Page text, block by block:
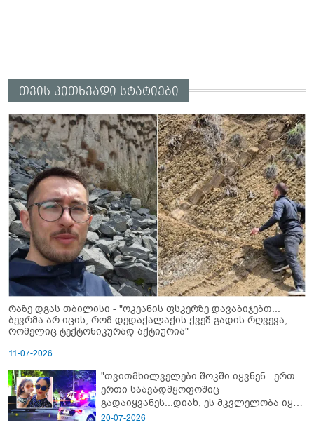
თვის კითხვადი სტატიები
რაზე დგას თბილისი - "ოკეანის ფსკერზე დავაბიჯებთ...
ბევრმა არ იცის, რომ დედაქალაქის ქვეშ გადის რღვევა,
რომელიც ტექტონიკურად აქტიურია"
11-07-2026
"თვითმხილველები შოკში იყვნენ...ერთ-
ერთი საავადმყოფოშიც
გადაიყვანეს...დიახ, ეს მკვლელობა იყო"
- გორში დატრიალებული ტრაგედიის
20-07-2026